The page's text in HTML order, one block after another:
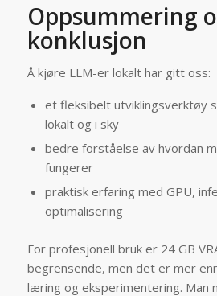
Oppsummering
konklusjon
Å kjøre LLM-er lokalt har gitt oss:
et fleksibelt utviklingsverktøy
lokalt og i sky
bedre forståelse av hvordan
fungerer
praktisk erfaring med GPU,
optimalisering
For profesjonell bruk er 24 GB
begrensende, men det er mer
læring og eksperimentering. Man